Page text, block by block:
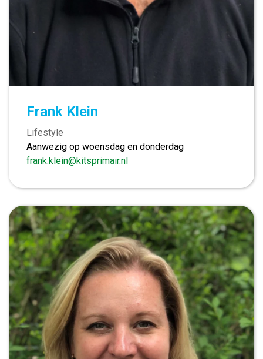
Frank Klein
Lifestyle
Aanwezig op woensdag en donderdag
frank.klein@kitsprimair.nl